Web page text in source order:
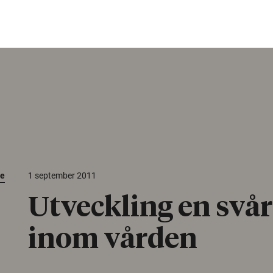
1 september 2011
Utveckling en
inom vården